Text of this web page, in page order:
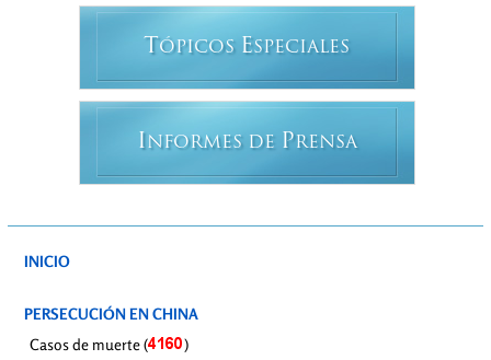
T ÓPICOS ESPECIALES
INFORMES DE PRENSA
INICIO
PERSECUCIÓN EN CHINA
Casos de muerte (
)